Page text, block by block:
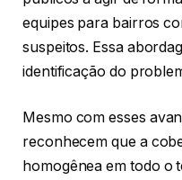
equipes para bairros
suspeitos. Essa
identificação do
Mesmo com esses
reconhecem que a
homogênea em todo o